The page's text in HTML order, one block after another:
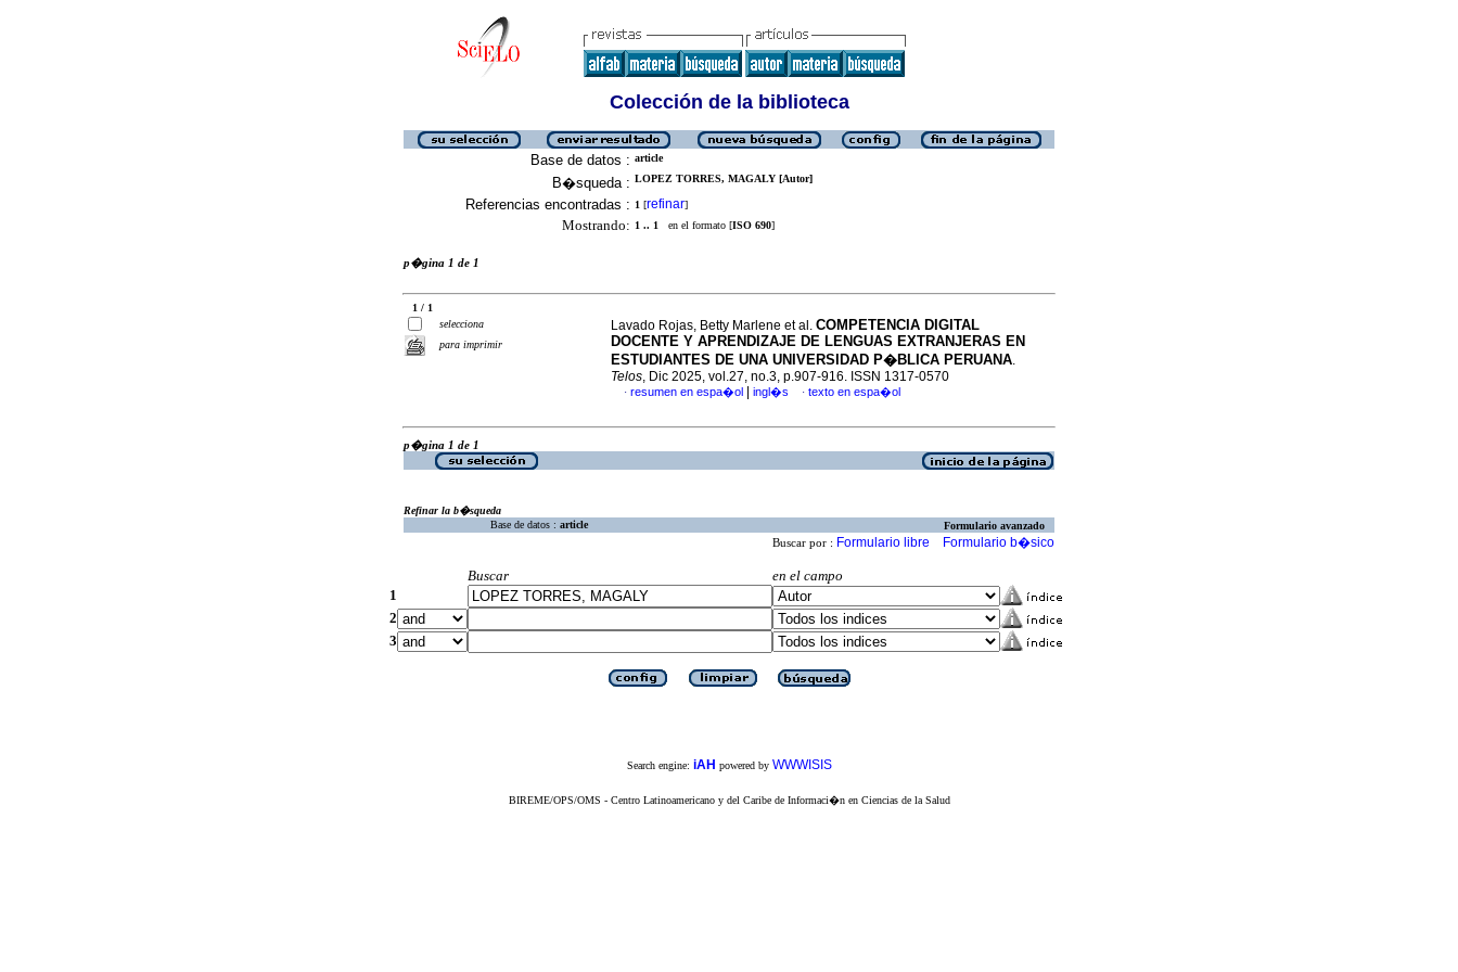
Colección de la biblioteca
Base de datos : article
B�squeda : LOPEZ TORRES, MAGALY [Autor]
Referencias encontradas : 1 [refinar]
Mostrando: 1 .. 1 en el formato [ISO 690]
p�gina 1 de 1
1 / 1
selecciona
para imprimir
Lavado Rojas, Betty Marlene et al. COMPETENCIA DIGITAL
DOCENTE Y APRENDIZAJE DE LENGUAS EXTRANJERAS EN
ESTUDIANTES DE UNA UNIVERSIDAD P�BLICA PERUANA.
Telos, Dic 2025, vol.27, no.3, p.907-916. ISSN 1317-0570
· resumen en espa�ol ingl�s · texto en espa�ol
p�gina 1 de 1
Refinar la b�squeda
Base de datos : article Formulario avanzado
Buscar por : Formulario libre Formulario b�sico
Buscar
en el campo
1
2
3
Search engine: iAH powered by WWWISIS
BIREME/OPS/OMS - Centro Latinoamericano y del Caribe de Informaci�n en Ciencias de la Salud